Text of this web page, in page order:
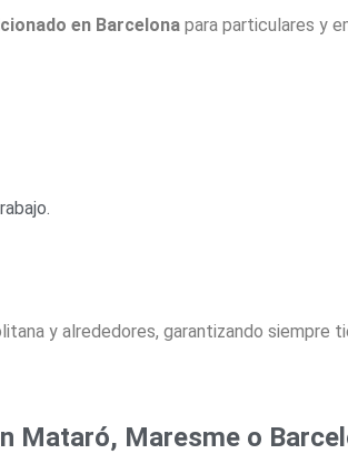
en Barcelona para particulares y
y alrededores, garantizando siempre
Mataró, Maresme o